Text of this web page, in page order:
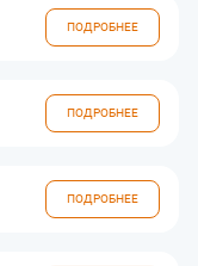
ПОДРОБНЕЕ
ПОДРОБНЕЕ
ПОДРОБНЕЕ